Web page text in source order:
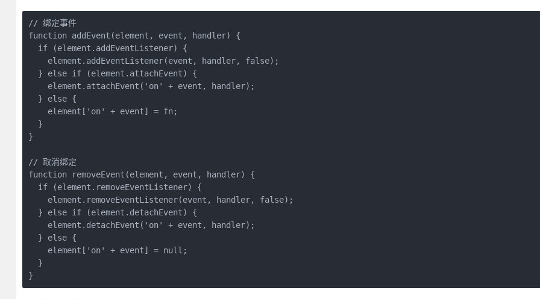
// 绑定事件
function addEvent(element, event, handler) {
  if (element.addEventListener) {
    element.addEventListener(event, handler, false);
  } else if (element.attachEvent) {
    element.attachEvent('on' + event, handler);
  } else {
    element['on' + event] = fn;
  }
}
// 取消绑定
function removeEvent(element, event, handler) {
  if (element.removeEventListener) {
    element.removeEventListener(event, handler, false);
  } else if (element.detachEvent) {
    element.detachEvent('on' + event, handler);
  } else {
    element['on' + event] = null;
  }
}